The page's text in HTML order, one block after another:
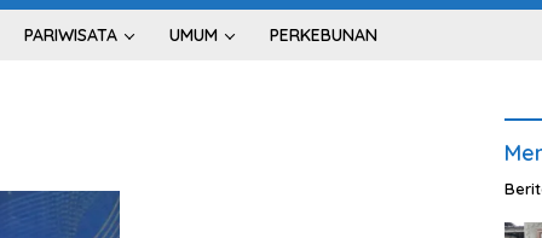
PARIWISATA UMUM PERKEBUNAN